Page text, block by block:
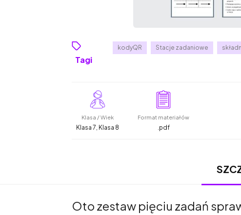
Tagi
kodyQR Stacje zadaniowe
Klasa / Wiek
Klasa 7, Klasa 8
Format materiałów
.pdf
Oto zestaw pięciu zadań